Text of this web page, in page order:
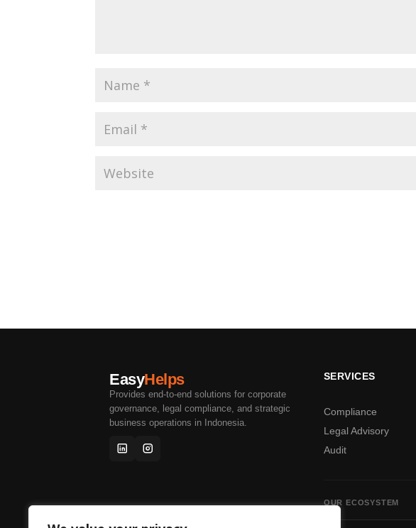
EasyHelps
Provides end-to-end solutions for corporate
governance, legal compliance, and strategic
business operations in Indonesia.
SERVICES
Compliance
Legal Advisory
Audit
OUR ECOSYSTEM